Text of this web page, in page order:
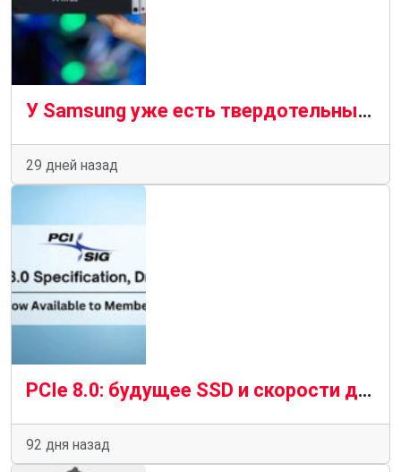
У Samsung уже есть твердотельный накопитель, способный развивать скорость 28 400 МБ / с
29 дней назад
PCIe 8.0: будущее SSD и скорости до 120 000 МБ/с
92 дня назад